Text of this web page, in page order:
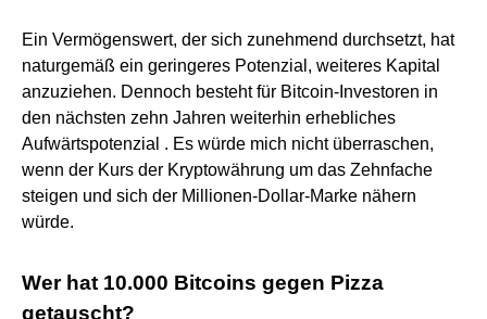
Ein Vermögenswert, der sich zunehmend durchsetzt, hat
naturgemäß ein geringeres Potenzial, weiteres Kapital
anzuziehen. Dennoch besteht für Bitcoin-Investoren in
den nächsten zehn Jahren weiterhin erhebliches
Aufwärtspotenzial . Es würde mich nicht überraschen,
wenn der Kurs der Kryptowährung um das Zehnfache
steigen und sich der Millionen-Dollar-Marke nähern
würde.
Wer hat 10.000 Bitcoins gegen Pizza
getauscht?